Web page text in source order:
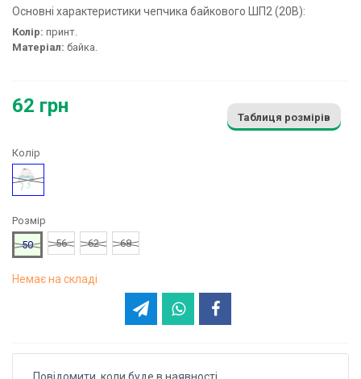
Основні характеристики чепчика байкового ШП2 (20B):
Колір: принт.
Матеріал: байка.
62 грн
Таблиця розмірів
Колір
Малюнок
Розмір
50
56 62 68
Немає на складі